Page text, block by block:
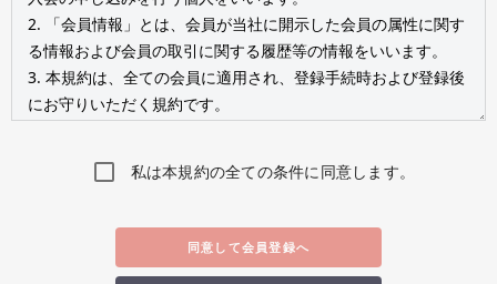
私は本規約の全ての条件に同意します。
同意して会員登録へ